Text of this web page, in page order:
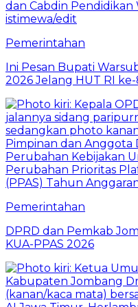
Pemerintahan
Ini Pesan Bupati
2026 Jelang HUT RI ke-
Pemerintahan
DPRD dan Pemkab
KUA-PPAS 2026